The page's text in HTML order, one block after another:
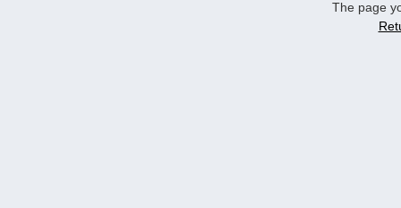
The page